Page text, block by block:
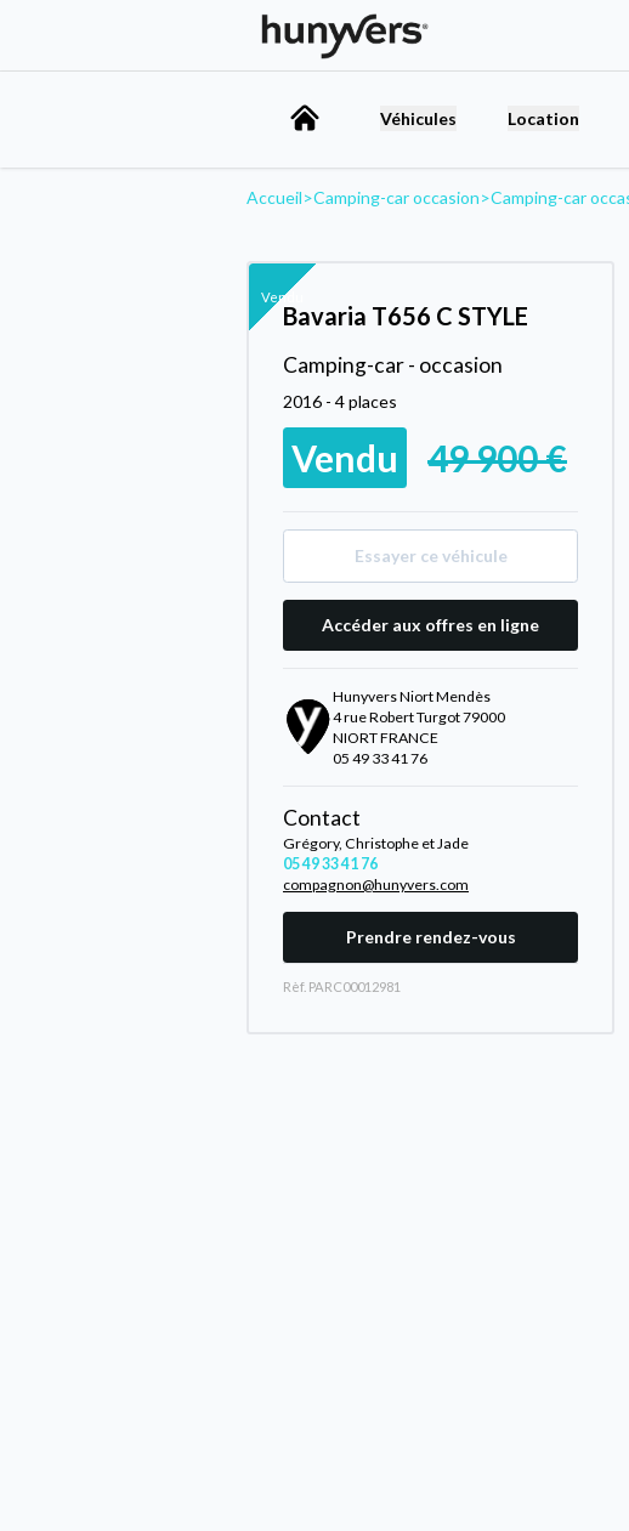
Véhicules Location
Accueil>Camping-car occasion>Camping-car
Vendu
Bavaria T656 C STYLE
Camping-car - occasion
2016 - 4 places
Vendu 49 900 €
Essayer ce véhicule
Accéder aux offres en ligne
Hunyvers Niort Mendès
4 rue Robert Turgot 79000
NIORT FRANCE
05 49 33 41 76
Contact
Grégory, Christophe et Jade
05 49 33 41 76
compagnon@hunyvers.com
Prendre rendez-vous
Rèf. PARC00012981